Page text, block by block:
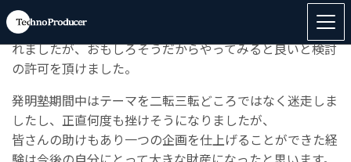
事前受講から約５ヶ月間本当にお世話になりました。
先日社内発表を行い、技術的なことについて色々つっこま
れましたが、おもしろそうだからやってみると良いと検討
の許可を頂けました。
発明塾期間中はテーマを二転三転どころではなく迷走しま
したし、正直何度も挫けそうになりましたが、
皆さんの助けもあり一つの企画を仕上げることができた経